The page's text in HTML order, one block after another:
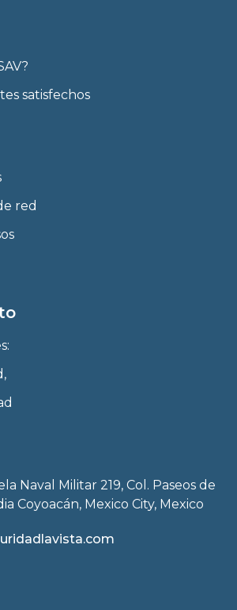
satisfechos
red
Naval Militar 219, Col. Paseos de
Coyoacán, Mexico City, Mexico